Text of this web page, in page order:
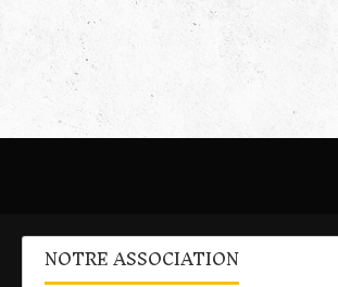
NOTRE ASSOCIATION